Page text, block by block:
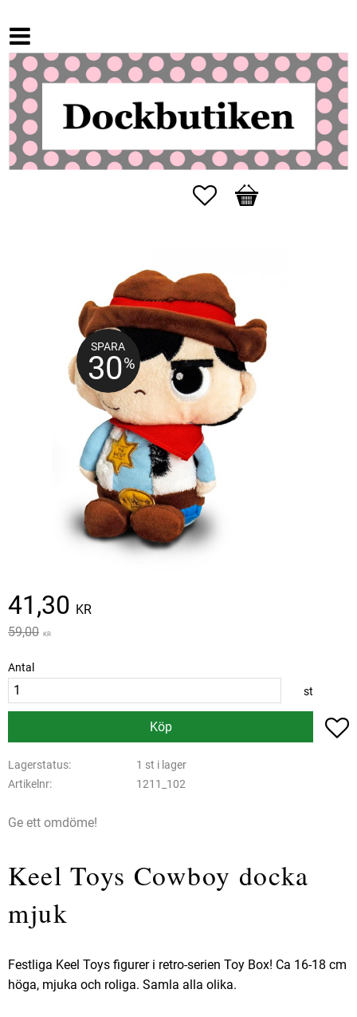
Favoriter
Kundvagn
SPARA
30%
Nedsatt pris:
41,30 KR
Ordinarie pris:
59,00 KR
Antal
st
Köp
Lagerstatus
1 st i lager
Artikelnr
1211_102
Ge ett omdöme!
Keel Toys Cowboy docka
mjuk
Festliga Keel Toys figurer i retro-serien Toy Box! Ca 16-18 cm
höga, mjuka och roliga. Samla alla olika.